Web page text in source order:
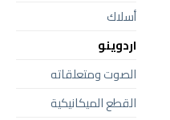
أسلاك
اردوينو
الصوت ومتعلقاته
القطع الميكانيكية